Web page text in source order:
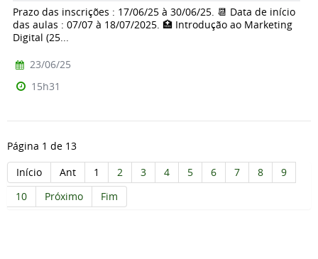
Prazo das inscrições : 17/06/25 à 30/06/25. 📆 Data de início
das aulas : 07/07 à 18/07/2025. 🏥 Introdução ao Marketing
Digital (25...
23/06/25
15h31
Página 1 de 13
Início
Ant 1 2 3 4 5 6 7 8
9
10
Próximo Fim